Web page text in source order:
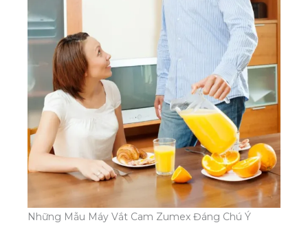
Những Mẫu Máy Vắt Cam Zumex Đáng Chú Ý